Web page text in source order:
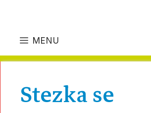
MENU
Stezka se